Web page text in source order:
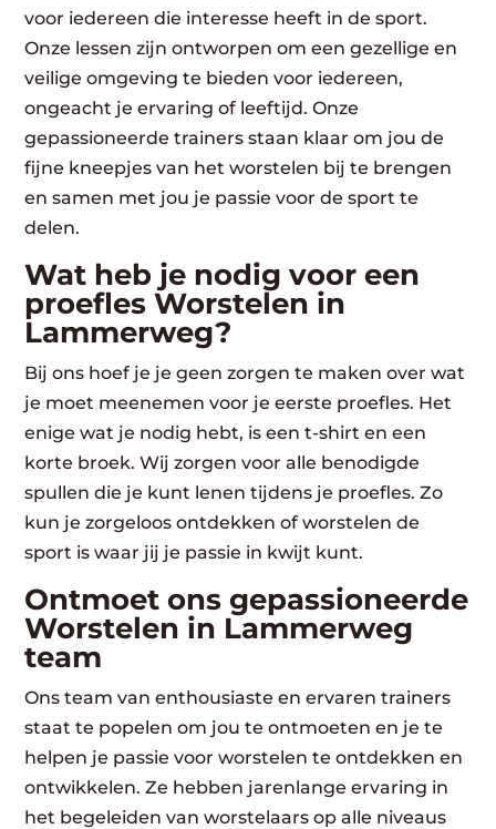
voor iedereen die interesse heeft in de sport.
Onze lessen zijn ontworpen om een gezellige en
veilige omgeving te bieden voor iedereen,
ongeacht je ervaring of leeftijd. Onze
gepassioneerde trainers staan klaar om jou de
fijne kneepjes van het worstelen bij te brengen
en samen met jou je passie voor de sport te
delen.
Wat heb je nodig voor een
proefles Worstelen in
Lammerweg?
Bij ons hoef je je geen zorgen te maken over wat
je moet meenemen voor je eerste proefles. Het
enige wat je nodig hebt, is een t-shirt en een
korte broek. Wij zorgen voor alle benodigde
spullen die je kunt lenen tijdens je proefles. Zo
kun je zorgeloos ontdekken of worstelen de
sport is waar jij je passie in kwijt kunt.
Ontmoet ons gepassioneerde
Worstelen in Lammerweg
team
Ons team van enthousiaste en ervaren trainers
staat te popelen om jou te ontmoeten en je te
helpen je passie voor worstelen te ontdekken en
ontwikkelen. Ze hebben jarenlange ervaring in
het begeleiden van worstelaars op alle niveaus